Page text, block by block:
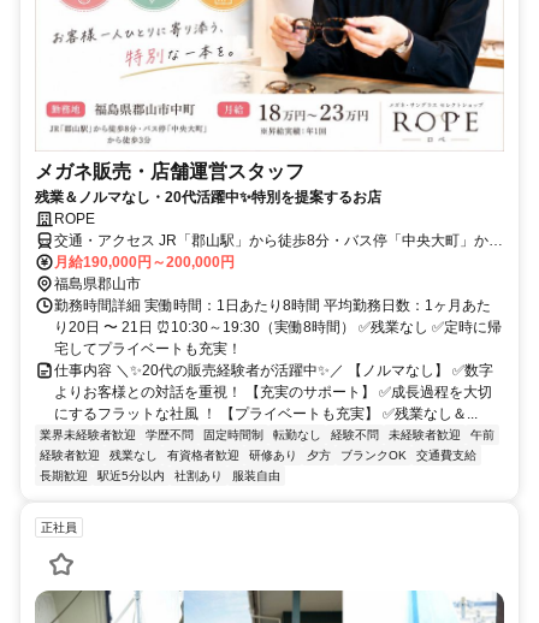
メガネ販売・店舗運営スタッフ
残業＆ノルマなし・20代活躍中✨特別を提案するお店
ROPE
交通・アクセス JR「郡山駅」から徒歩8分・バス停「中央大町」から
徒歩3分
月給190,000円～200,000円
福島県郡山市
勤務時間詳細 実働時間：1日あたり8時間 平均勤務日数：1ヶ月あた
り20日 〜 21日 ⏰10:30～19:30（実働8時間） ✅残業なし ✅定時に帰
宅してプライベートも充実！
仕事内容 ＼✨20代の販売経験者が活躍中✨／ 【ノルマなし】 ✅数字
よりお客様との対話を重視！ 【充実のサポート】 ✅成長過程を大切
にするフラットな社風 ！ 【プライベートも充実】 ✅残業なし＆...
業界未経験者歓迎 学歴不問 固定時間制 転勤なし 経験不問 未経験者歓迎
午前
経験者歓迎
残業なし 有資格者歓迎 研修あり 夕方 ブランクOK
交通費支給
長期歓迎
駅近5分以内 社割あり 服装自由
正社員